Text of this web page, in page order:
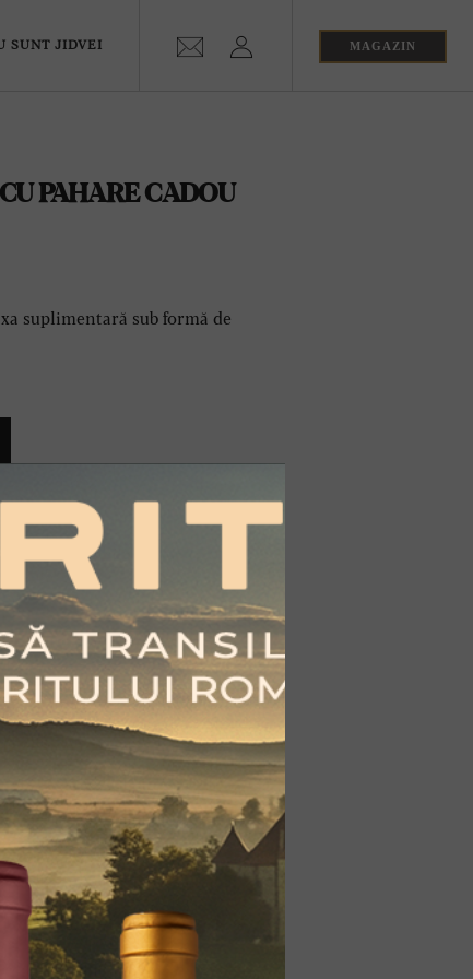
SUNT JIDVEI MAGAZIN
PAHARE CADOU
suplimentară sub formă de
de legendă și
de natură. Sălbatic și
ce timpul trece și
lemnului butoaielor de
neîncetat pentru a-și etala
într-o sticlă sobră, simplă
tradiția. Vinars Jidvei este
obținute doar din
presărat cu note de
caramel, vanilie, ciocolată
lemnul de stejar în a cărui
de cel puțin cinci ani.